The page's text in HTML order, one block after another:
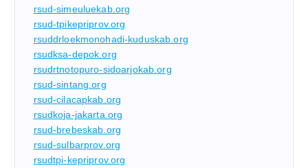
rsud-simeuluekab.org
rsud-tpikepriprov.org
rsuddrloekmonohadi-kuduskab.org
rsudksa-depok.org
rsudrtnotopuro-sidoarjokab.org
rsud-sintang.org
rsud-cilacapkab.org
rsudkoja-jakarta.org
rsud-brebeskab.org
rsud-sulbarprov.org
rsudtpi-kepriprov.org